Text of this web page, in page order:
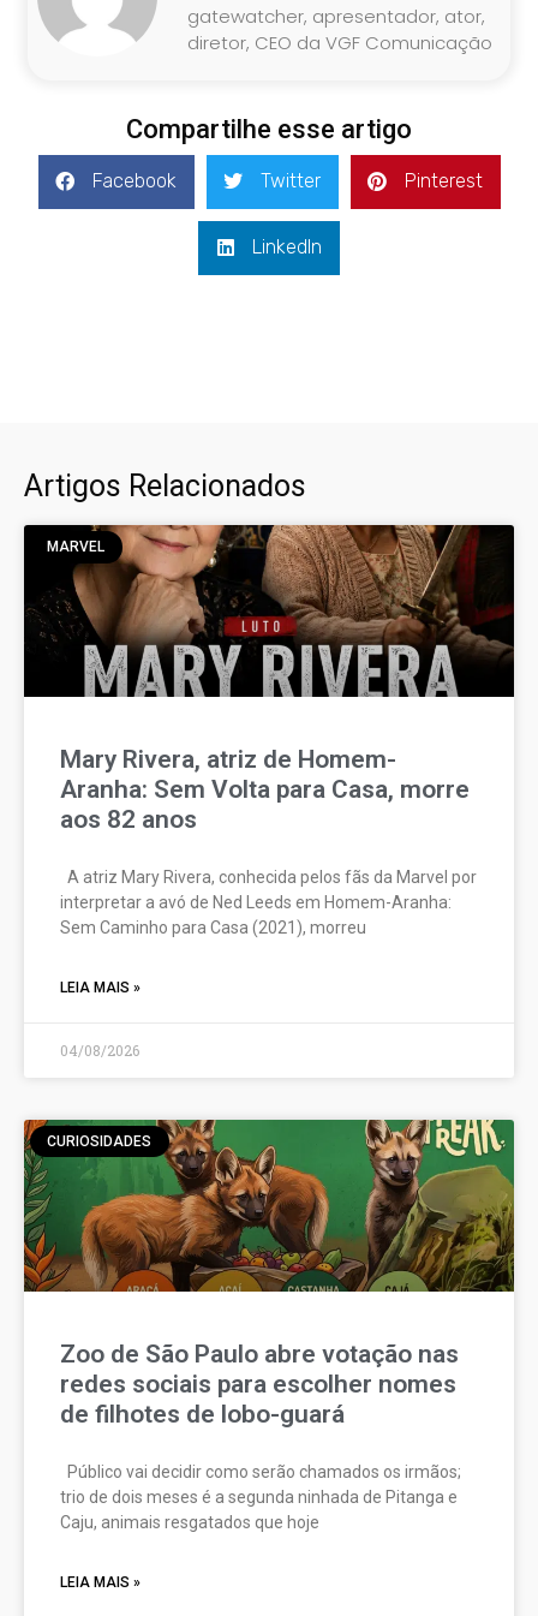
gatewatcher, apresentador, ator,
diretor, CEO da VGF Comunicação
Compartilhe esse artigo
Facebook Twitter Pinterest
LinkedIn
Artigos Relacionados
MARVEL
Mary Rivera, atriz de Homem-
Aranha: Sem Volta para Casa, morre
aos 82 anos
A atriz Mary Rivera, conhecida pelos fãs da Marvel por
interpretar a avó de Ned Leeds em Homem-Aranha:
Sem Caminho para Casa (2021), morreu
LEIA MAIS »
04/08/2026
CURIOSIDADES
Zoo de São Paulo abre votação nas
redes sociais para escolher nomes
de filhotes de lobo-guará
Público vai decidir como serão chamados os irmãos;
trio de dois meses é a segunda ninhada de Pitanga e
Caju, animais resgatados que hoje
LEIA MAIS »